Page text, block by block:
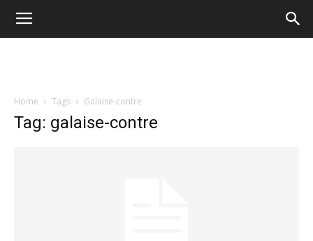
Home Tags Galaise-contre
Tag: galaise-contre